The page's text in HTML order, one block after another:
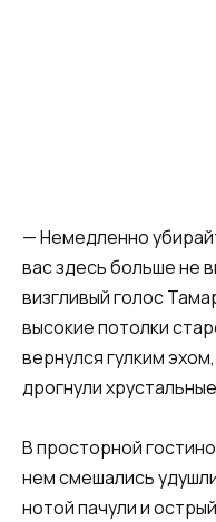
— Немедленно
вас здесь больше не
визгливый голос
высокие потолки
вернулся гулким
дрогнули
В просторной
нем смешались
нотой пачули и